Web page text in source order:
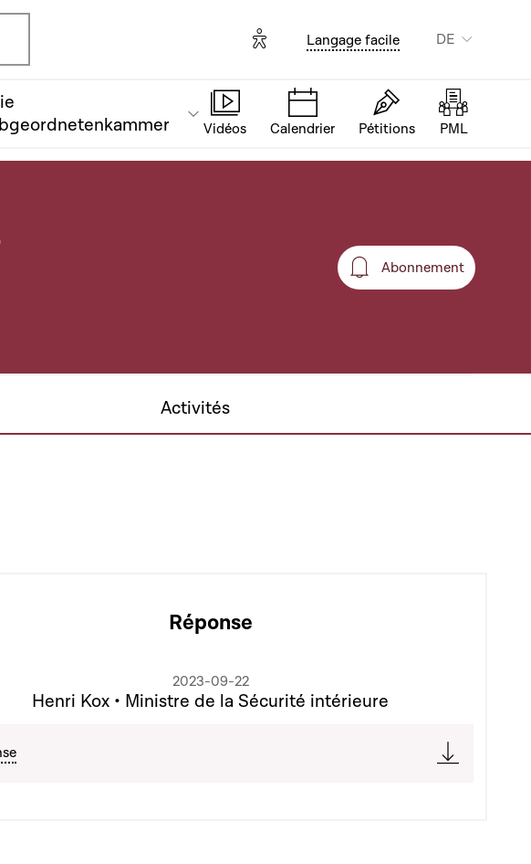
Options d'accessibilité
Langage facile DE
Vidéos Calendrier Pétitions PML
Abonnement
Abonnement
Activités
Réponse
2023-09-22
Henri Kox • Ministre de la Sécurité intérieure